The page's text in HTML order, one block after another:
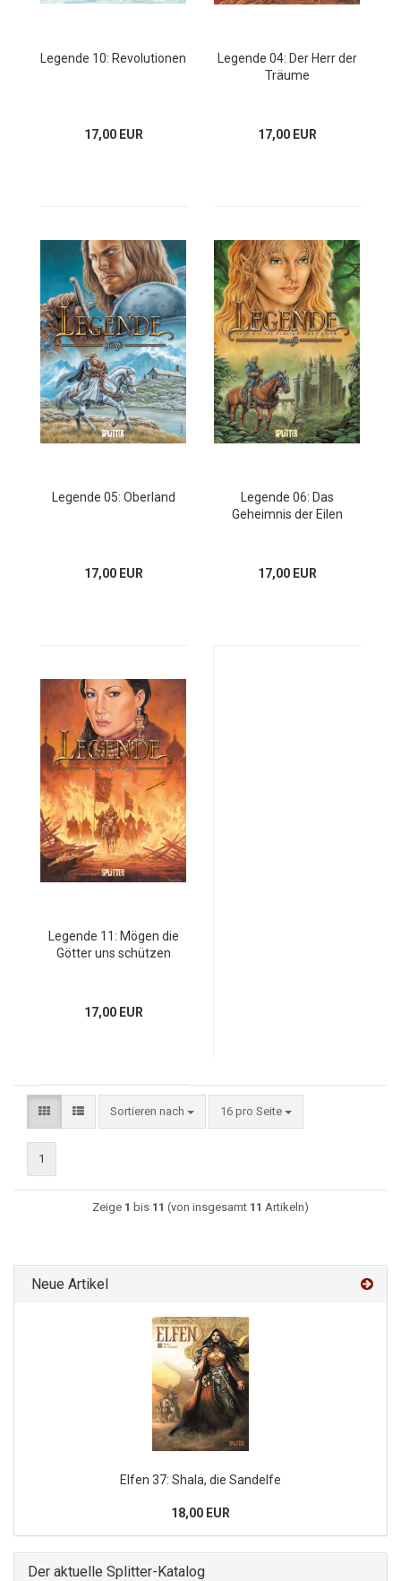
Legende 10: Revolutionen
17,00 EUR
Legende 04: Der Herr der
Träume
17,00 EUR
Legende 05: Oberland
17,00 EUR
Legende 06: Das
Geheimnis der Eilen
17,00 EUR
Legende 11: Mögen die
Götter uns schützen
17,00 EUR
Sortieren nach 16 pro Seite
1
Zeige 1 bis 11 (von insgesamt 11 Artikeln)
Neue Artikel
Elfen 37: Shala, die Sandelfe
18,00 EUR
Der aktuelle Splitter-Katalog